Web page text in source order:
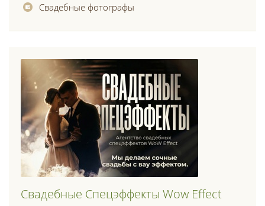
Свадебные фотографы
Свадебные Спецэффекты Wow Effect